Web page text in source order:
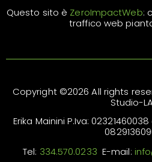
Questo sito è ZeroImpactWeb:
traffico web
Copyright ©2026 All rights
Studio-
Erika Mainini P.Iva:
Tel: 334.570.0233 E-mail: